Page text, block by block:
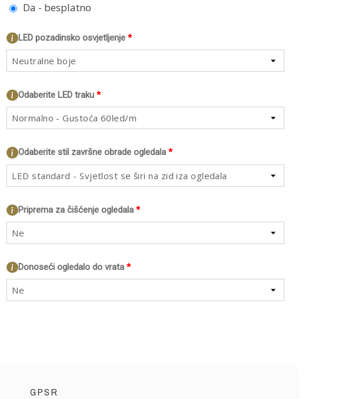
Da - besplatno
*
LED pozadinsko osvjetljenje
Neutralne boje
*
Odaberite LED traku
Normalno - Gustoća 60led/m
*
Odaberite stil završne obrade ogledala
LED standard - Svjetlost se širi na zid iza ogledala
*
Priprema za čišćenje ogledala
Ne
*
Donoseći ogledalo do vrata
Ne
GPSR